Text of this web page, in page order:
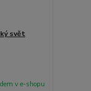
svět
v e-shopu